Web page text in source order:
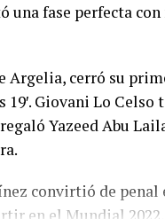
fase perfecta con
Argelia, cerró su
Giovani Lo Celso
Yazeed Abu
convirtió de penal